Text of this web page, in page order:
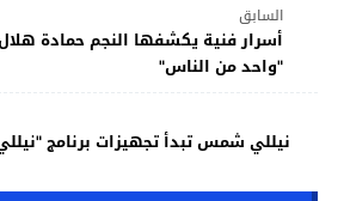
السابق
أسرار فنية يكشفها النجم حمادة
"واحد من الناس"
نيللي شمس تبدأ تجهيزات برنامج